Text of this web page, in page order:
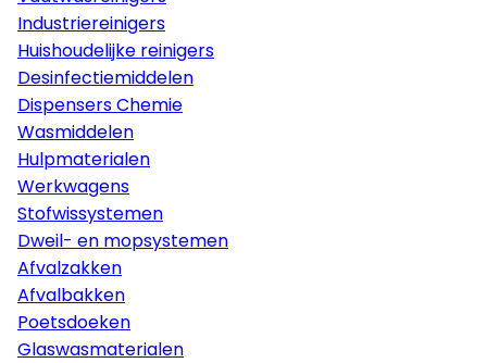
Industriereinigers
Huishoudelijke reinigers
Desinfectiemiddelen
Dispensers Chemie
Wasmiddelen
Hulpmaterialen
Werkwagens
Stofwissystemen
Dweil- en mopsystemen
Afvalzakken
Afvalbakken
Poetsdoeken
Glaswasmaterialen